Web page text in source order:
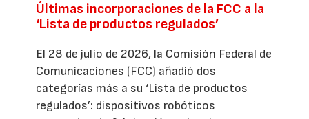
Últimas incorporaciones de la FCC a la
‘Lista de productos regulados’
El 28 de julio de 2026, la Comisión Federal de
Comunicaciones (FCC) añadió dos
categorías más a su ‘Lista de productos
regulados’: dispositivos robóticos